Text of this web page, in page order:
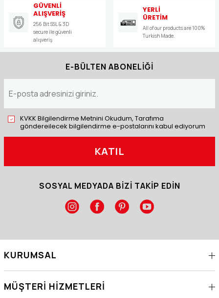
GÜVENLİ
ALIŞVERİŞ
256 Bit SSL & 3D
secure ile güvenli
alışveriş
YERLİ
ÜRETİM
All of our products are 100%
Turkish Made.
E-BÜLTEN ABONELİĞİ
KVKK Bilgilendirme Metnini Okudum, Tarafıma
göndereilecek bilgilendirme e-postalarını kabul ediyorum
KATIL
SOSYAL MEDYADA BİZİ TAKİP EDİN
KURUMSAL
MÜŞTERI HIZMETLERI